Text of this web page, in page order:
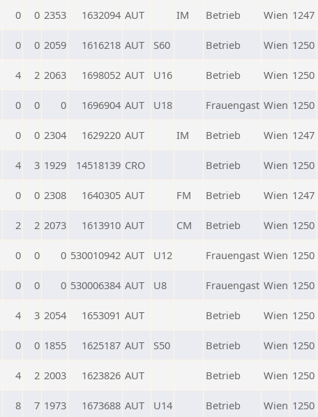
0 0 2353 1632094 AUT IM Betrieb Wien 1247
0 0 2059 1616218 AUT S60 Betrieb Wien 1250
4 2 2063 1698052 AUT U16 Betrieb Wien 1250
0 0 0 1696904 AUT U18 Frauengast Wien 1250
0 0 2304 1629220 AUT IM Betrieb Wien 1247
4 3 1929 14518139 CRO Betrieb Wien 1250
0 0 2308 1640305 AUT FM Betrieb Wien 1247
2 2 2073 1613910 AUT CM Betrieb Wien 1250
0 0 0 530010942 AUT U12 Frauengast Wien 1250
0 0 0 530006384 AUT U8 Frauengast Wien 1250
4 3 2054 1653091 AUT Betrieb Wien 1250
0 0 1855 1625187 AUT S50 Betrieb Wien 1250
4 2 2003 1623826 AUT Betrieb Wien 1250
8 7 1973 1673688 AUT U14 Betrieb Wien 1250